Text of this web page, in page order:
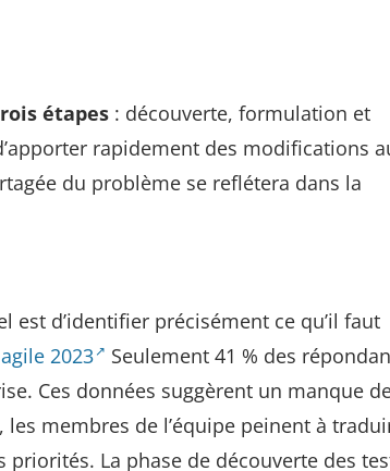
étapes : découverte, formulation et
rapidement des modifications
du problème se reflétera dans la
est d’identifier précisément ce qu’il faut
2023
Seulement 41 % des
Ces données suggèrent un manque
membres de l’équipe peinent à
La phase de découverte des